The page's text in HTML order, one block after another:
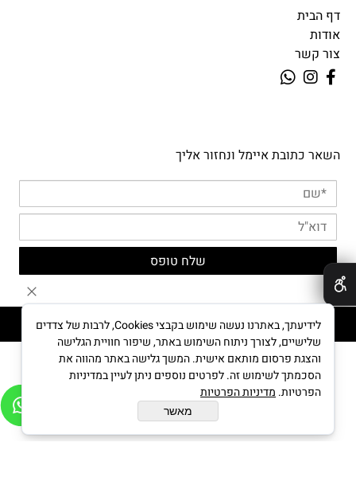
דף הבית
אודות
צור קשר
השאר כתובת איימל ונחזור אליך
MYPUPPY © All Rights reserved
בניית אתרים
לידיעתך, באתרנו נעשה שימוש בקבצי Cookies, לרבות של צדדים
שלישיים, לצורך ניתוח השימוש באתר, שיפור חוויית הגלישה
והצגת פרסום מותאם אישית. המשך גלישה באתר מהווה את
הסכמתך לשימוש זה. לפרטים נוספים ניתן לעיין במדיניות
הפרטיות. מדיניות הפרטיות
מאשר